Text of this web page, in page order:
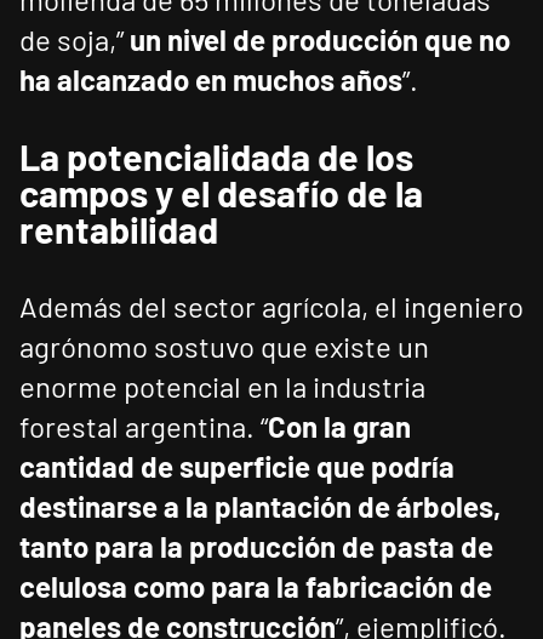
de soja,”un nivel de producción que no
ha alcanzado en muchos años”.
La potencialidada de los
campos y el desafío de la
rentabilidad
Además del sector agrícola, el ingeniero
agrónomo sostuvo que existe un
enorme potencial en la industria
forestal argentina. “Con la gran
cantidad de superficie que podría
destinarse a la plantación de árboles,
tanto para la producción de pasta de
celulosa como para la fabricación de
paneles de construcción”, ejemplificó.